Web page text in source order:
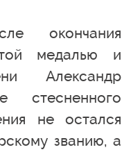
окончания
медалью и
Александр
стесненного
не остался
званию, а